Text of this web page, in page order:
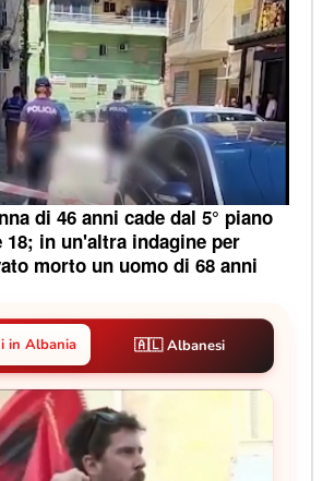
di 46 anni cade dal 5° piano
18; in un'altra indagine per
morto un uomo di 68 anni
Albania 🇦🇱 Albanesi